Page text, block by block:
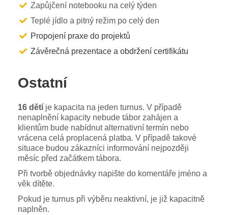
Zapůjčení notebooku na celý týden
Teplé jídlo a pitný režim po celý den
Propojení praxe do projektů
Závěrečná prezentace a obdržení certifikátu
Ostatní
16 dětí je kapacita na jeden turnus. V případě
nenaplnění kapacity nebude tábor zahájen a
klientům bude nabídnut alternativní termín nebo
vrácena celá proplacená platba. V případě takové
situace budou zákazníci informování nejpozději
měsíc před začátkem tábora.
Při tvorbě objednávky napište do komentáře jméno a
věk dítěte.
Pokud je turnus při výběru neaktivní, je již kapacitně
naplněn.